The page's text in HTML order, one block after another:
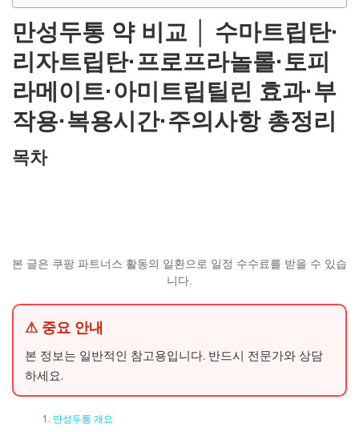
만성두통 약 비교 │ 수마트립탄·
리자트립탄·프로프라놀롤·토피
라메이트·아미트립틸린 효과·부
작용·복용시간·주의사항 총정리
목차
본 글은 쿠팡 파트너스 활동의 일환으로 일정 수수료를 받을 수 있습
니다.
⚠ 중요 안내
본 정보는 일반적인 참고용입니다. 반드시 전문가와 상담
하세요.
만성두통 개요